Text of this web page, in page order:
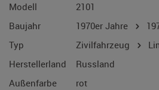
Modell
2101
Baujahr
1970er Jahre
Typ
Zivilfahrzeug
Herstellerland
Russland
Außenfarbe
rot